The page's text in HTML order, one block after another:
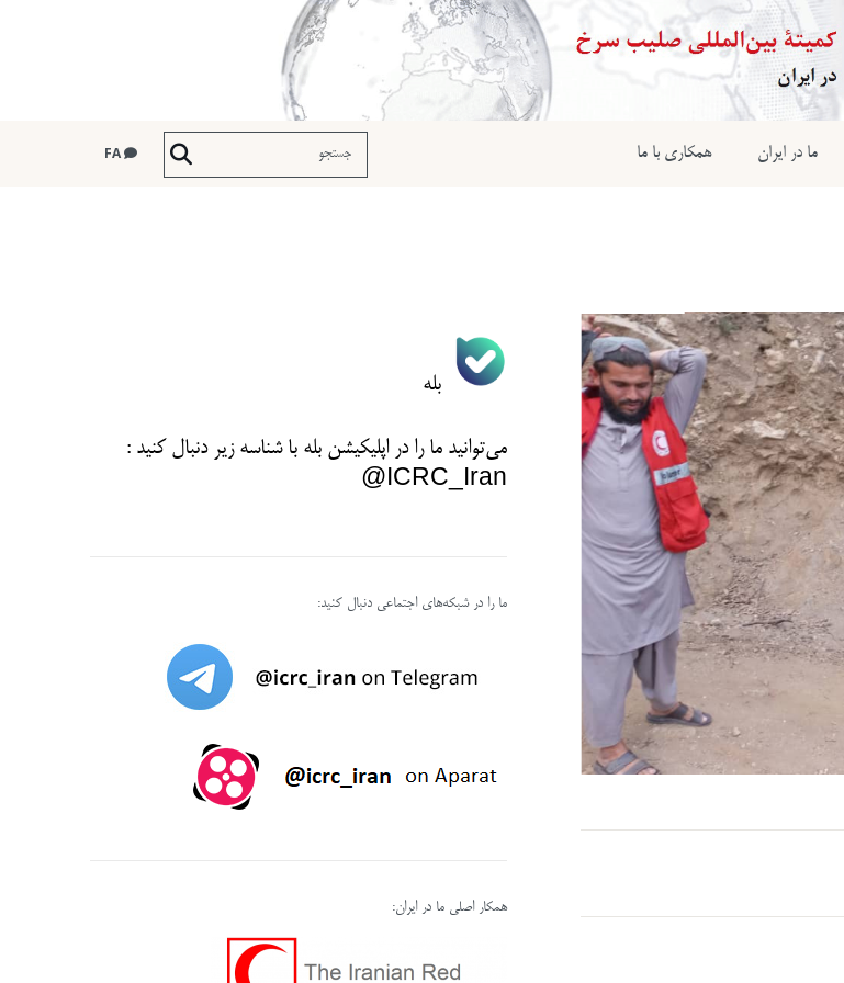
ما در ایران همکاری با ما
بله
می‌توانید ما را در اپلیکیشن بله با شناسه زیردنبال کنید :
ICRC_Iran@
ما را در شبکه‌های اجتماعی دنبال کنید:
همکار اصلی ما در ایران: